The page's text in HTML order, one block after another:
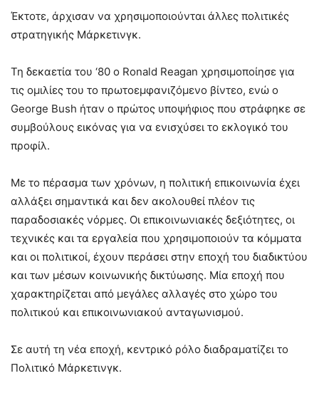
Έκτοτε, άρχισαν να χρησιμοποιούνται άλλες πολιτικές
στρατηγικής Μάρκετινγκ.
Τη δεκαετία του ‘80 ο Ronald Reagan χρησιμοποίησε για
τις ομιλίες του το πρωτοεμφανιζόμενο βίντεο, ενώ ο
George Bush ήταν ο πρώτος υποψήφιος που στράφηκε σε
συμβούλους εικόνας για να ενισχύσει το εκλογικό του
προφίλ.
Με το πέρασμα των χρόνων, η πολιτική επικοινωνία έχει
αλλάξει σημαντικά και δεν ακολουθεί πλέον τις
παραδοσιακές νόρμες. Οι επικοινωνιακές δεξιότητες, οι
τεχνικές και τα εργαλεία που χρησιμοποιούν τα κόμματα
και οι πολιτικοί, έχουν περάσει στην εποχή του διαδικτύου
και των μέσων κοινωνικής δικτύωσης. Μία εποχή που
χαρακτηρίζεται από μεγάλες αλλαγές στο χώρο του
πολιτικού και επικοινωνιακού ανταγωνισμού.
Σε αυτή τη νέα εποχή, κεντρικό ρόλο διαδραματίζει το
Πολιτικό Μάρκετινγκ.